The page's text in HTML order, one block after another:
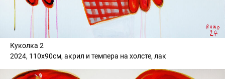
Куколка 2
2024, 110х90см, акрил и темпера на холсте, лак